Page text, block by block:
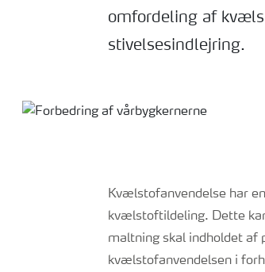
omfordeling af
stivelsesindlejring.
Kvælstofanvendelse har
kvælstoftildeling. Dette
maltning skal indholdet
kvælstofanvendelsen i